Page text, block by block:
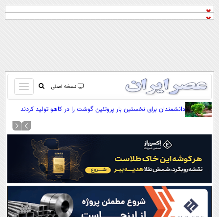
نسخه اصلی
باز
و
بسته
کردن
صفحه اول
آرشیو
نظرسنجی
آب و هوا
اوقات شرعی
سواد زندگی
دانشمندان برای نخستین بار پروتئین گوشت را در کاهو تولید کردند